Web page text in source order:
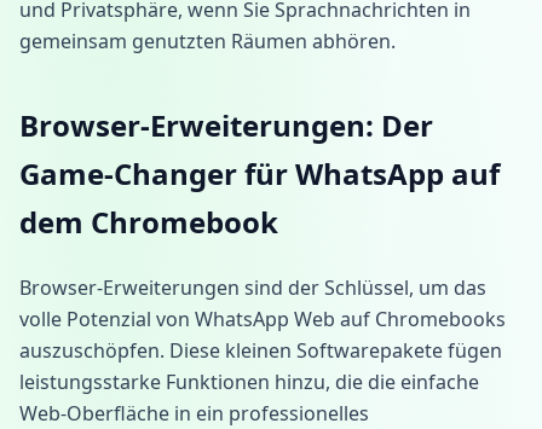
und Privatsphäre, wenn Sie Sprachnachrichten in
gemeinsam genutzten Räumen abhören.
Browser-Erweiterungen: Der
Game-Changer für WhatsApp auf
dem Chromebook
Browser-Erweiterungen sind der Schlüssel, um das
volle Potenzial von WhatsApp Web auf Chromebooks
auszuschöpfen. Diese kleinen Softwarepakete fügen
leistungsstarke Funktionen hinzu, die die einfache
Web-Oberfläche in ein professionelles